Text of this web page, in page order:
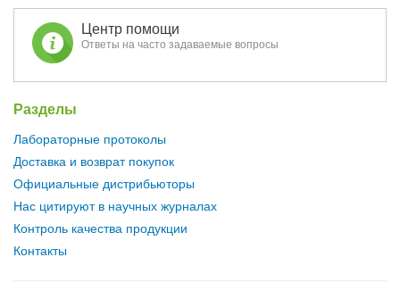
Центр помощи
Ответы на часто задаваемые вопросы
Разделы
Лабораторные протоколы
Доставка и возврат покупок
Официальные дистрибьюторы
Нас цитируют в научных журналах
Контроль качества продукции
Контакты